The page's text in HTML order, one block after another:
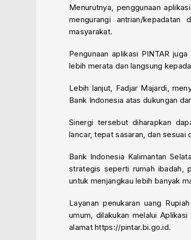
Menurutnya, penggunaan
mengurangi antrian/
masyarakat.
Pengunaan aplikasi PINTAR
lebih merata dan langsung
Lebih lanjut, Fadjar Majardi,
Bank Indonesia atas dukungan
Sinergi tersebut diharapkan
lancar, tepat sasaran, dan sesuai
Bank Indonesia Kalimantan
strategis seperti rumah ibadah,
untuk menjangkau lebih banyak
Layanan penukaran uang
umum, dilakukan melalui
alamat https://pintar.bi.go.id.